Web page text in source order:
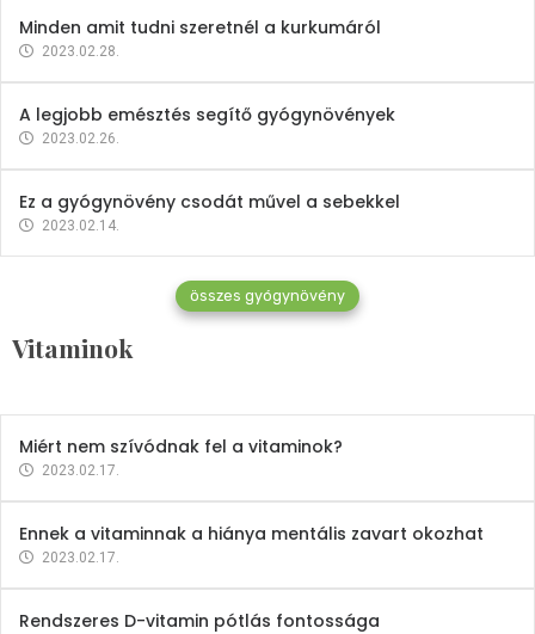
Minden amit tudni szeretnél a kurkumáról
2023.02.28.
A legjobb emésztés segítő gyógynövények
2023.02.26.
Ez a gyógynövény csodát művel a sebekkel
2023.02.14.
összes gyógynövény
Vitaminok
Vitaminok
Mindent a B-12 vitaminról
2023.02.27.
Miért nem szívódnak fel a vitaminok?
2023.02.17.
Ennek a vitaminnak a hiánya mentális zavart okozhat
2023.02.17.
Rendszeres D-vitamin pótlás fontossága